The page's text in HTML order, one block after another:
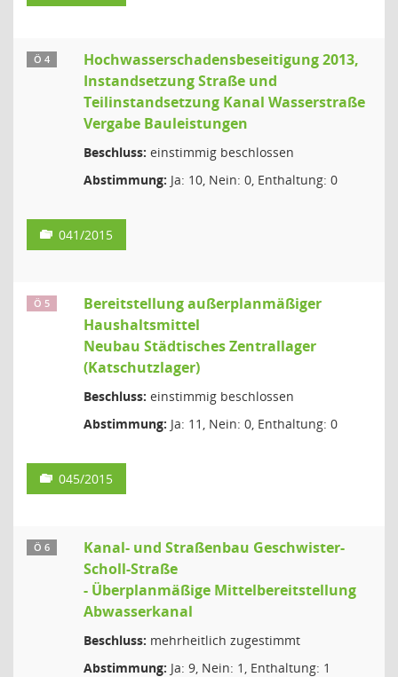
Ö 4
Hochwasserschadensbeseitigung 2013,
Instandsetzung Straße und
Teilinstandsetzung Kanal Wasserstraße
Vergabe Bauleistungen
Beschluss: einstimmig beschlossen
Abstimmung: Ja: 10, Nein: 0, Enthaltung: 0
041/2015
Ö 5
Bereitstellung außerplanmäßiger
Haushaltsmittel
Neubau Städtisches Zentrallager
(Katschutzlager)
Beschluss: einstimmig beschlossen
Abstimmung: Ja: 11, Nein: 0, Enthaltung: 0
045/2015
Ö 6
Kanal- und Straßenbau Geschwister-
Scholl-Straße
- Überplanmäßige Mittelbereitstellung
Abwasserkanal
Beschluss: mehrheitlich zugestimmt
Abstimmung: Ja: 9, Nein: 1, Enthaltung: 1